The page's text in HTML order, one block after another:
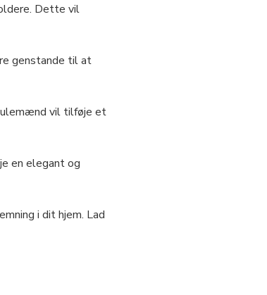
Dette vil
genstande til at
vil tilføje et
en elegant og
i dit hjem. Lad